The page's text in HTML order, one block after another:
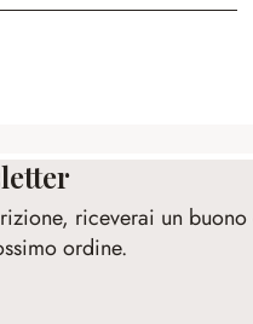
riceverai un buono
ordine.